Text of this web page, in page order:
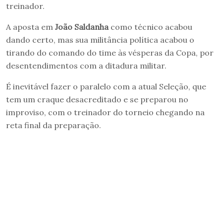
treinador.
A aposta em João Saldanha como técnico acabou
dando certo, mas sua militância política acabou o
tirando do comando do time às vésperas da Copa, por
desentendimentos com a ditadura militar.
É inevitável fazer o paralelo com a atual Seleção, que
tem um craque desacreditado e se preparou no
improviso, com o treinador do torneio chegando na
reta final da preparação.